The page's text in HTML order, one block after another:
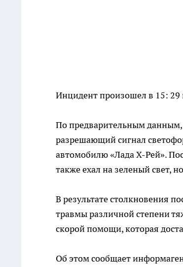
Инцидент произошел в 15: 29
По предварительным данным,
разрешающий сигнал
автомобилю «Лада Х-Рей».
также ехал на зеленый свет,
В результате столкновения
травмы различной степени
скорой помощи, которая
Об этом сообщает